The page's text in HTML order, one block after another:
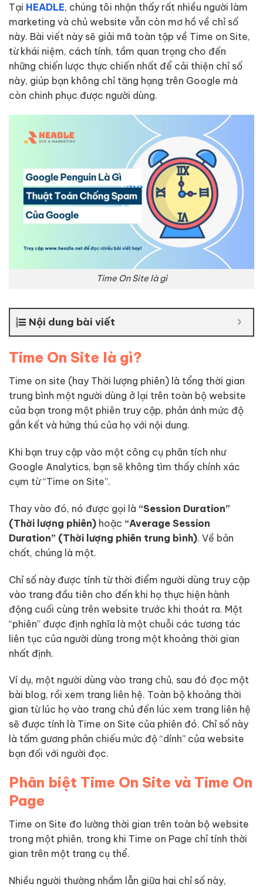
Tại HEADLE, chúng tôi nhận thấy rất nhiều người làm
marketing và chủ website vẫn còn mơ hồ về chỉ số
này. Bài viết này sẽ giải mã toàn tập về Time on Site,
từ khái niệm, cách tính, tầm quan trọng cho đến
những chiến lược thực chiến nhất để cải thiện chỉ số
này, giúp bạn không chỉ tăng hạng trên Google mà
còn chinh phục được người dùng.
Time On Site là gì
Nội dung bài viết
Time On Site là gì?
Time on site (hay Thời lượng phiên) là tổng thời gian
trung bình một người dùng ở lại trên toàn bộ website
của bạn trong một phiên truy cập, phản ánh mức độ
gắn kết và hứng thú của họ với nội dung.
Khi bạn truy cập vào một công cụ phân tích như
Google Analytics, bạn sẽ không tìm thấy chính xác
cụm từ “Time on Site”.
Thay vào đó, nó được gọi là “Session Duration”
(Thời lượng phiên) hoặc “Average Session
Duration” (Thời lượng phiên trung bình). Về bản
chất, chúng là một.
Chỉ số này được tính từ thời điểm người dùng truy cập
vào trang đầu tiên cho đến khi họ thực hiện hành
động cuối cùng trên website trước khi thoát ra. Một
“phiên” được định nghĩa là một chuỗi các tương tác
liên tục của người dùng trong một khoảng thời gian
nhất định.
Ví dụ, một người dùng vào trang chủ, sau đó đọc một
bài blog, rồi xem trang liên hệ. Toàn bộ khoảng thời
gian từ lúc họ vào trang chủ đến lúc xem trang liên hệ
sẽ được tính là Time on Site của phiên đó. Chỉ số này
là tấm gương phản chiếu mức độ “dính” của website
bạn đối với người đọc.
Phân biệt Time On Site và Time On
Page
Time on Site đo lường thời gian trên toàn bộ website
trong một phiên, trong khi Time on Page chỉ tính thời
gian trên một trang cụ thể.
Nhiều người thường nhầm lẫn giữa hai chỉ số này,